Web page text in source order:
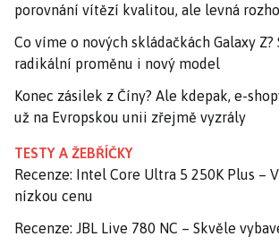
porovnání vítězí kvalitou, ale levná
Co víme o nových skládačkách Galaxy Z?
radikální proměnu i nový model
Konec zásilek z Číny? Ale kdepak, e-
už na Evropskou unii zřejmě vyzrály
TESTY A ŽEBŘÍČKY
Recenze: Intel Core Ultra 5 250K Plus –
nízkou cenu
Recenze: JBL Live 780 NC – Skvěle